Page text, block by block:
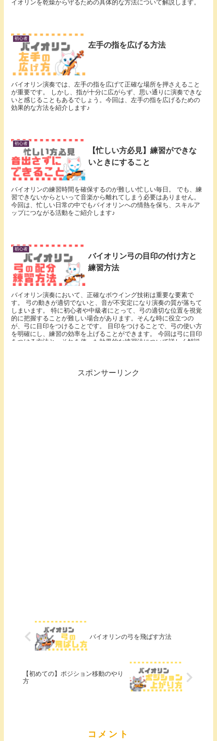
イオリンを乾燥から守るための具体的な方法について解説します。
初心者
左手の指を広げる方法
バイオリン演奏では、左手の指を広げて正確な場所を押さえること
が重要です。 しかし、指が十分に広がらず、思い通りに演奏できな
いと感じることもあるでしょう。今回は、左手の指を広げるための
効果的な方法を紹介します♪
初心者
【忙しい方必見】練習ができな
いときにすること
バイオリンの練習時間を確保するのが難しい忙しい毎日。 でも、練
習できないからといって音楽から離れてしまう必要はありません。
今回は、忙しい日常の中でもバイオリンへの情熱を保ち、スキルア
ップにつながる活動をご紹介します♪
初心者
バイオリン弓の目印の付け方と
練習方法
バイオリン演奏において、正確なボウイング技術は重要な要素で
す。 弓の動きが適切でないと、音が不安定になり演奏の質が落ちて
しまいます。 特に初心者や中級者にとって、弓の適切な位置を視覚
的に把握することが難しい場合があります。そんな時に役立つの
が、弓に目印をつけることです。 目印をつけることで、弓の使い方
を明確にし、練習の効率を上げることができます。 今回は弓に目印
をつける方法と、それを使った効果的な練習法について詳しく解説
スポンサーリンク
バイオリンの弓を飛ばす方法
【初めての】ポジション移動のやり
方
コメント